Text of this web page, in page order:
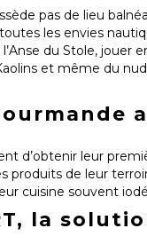
pas de lieu
les envies
du Stole, jouer
et même du
d’obtenir leur
produits de leur
cuisine souvent
la